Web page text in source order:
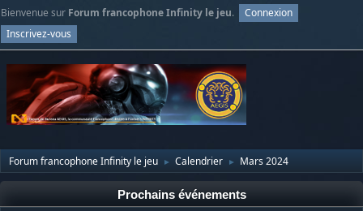
Bienvenue sur Forum francophone Infinity le jeu.
Connexion
Inscrivez-vous
Forum francophone Infinity le jeu ► Calendrier ► Mars 2024
Prochains événements